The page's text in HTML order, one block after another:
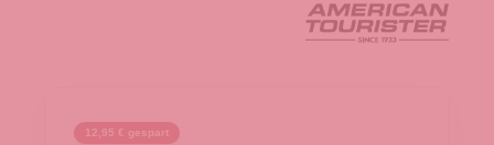
12,95 € gespart